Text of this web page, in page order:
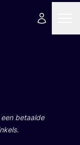
betaal­de